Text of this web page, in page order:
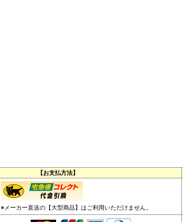
【お支払方法】
※メーカー直送の【大型商品】はご利用いただけません。